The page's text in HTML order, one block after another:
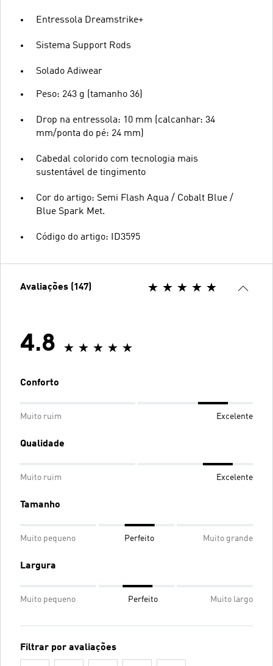
Entressola Dreamstrike+
Sistema Support Rods
Solado Adiwear
Peso: 243 g (tamanho 36)
Drop na entressola: 10 mm (calcanhar: 34
mm/ponta do pé: 24 mm)
Cabedal colorido com tecnologia mais
sustentável de tingimento
Cor do artigo: Semi Flash Aqua / Cobalt Blue /
Blue Spark Met.
Código do artigo: ID3595
Avaliações (147)
4.8
Conforto
Muito ruim Excelente
Qualidade
Muito ruim Excelente
Tamanho
Muito pequeno Perfeito Muito grande
Largura
Muito pequeno Perfeito Muito largo
Filtrar por avaliações